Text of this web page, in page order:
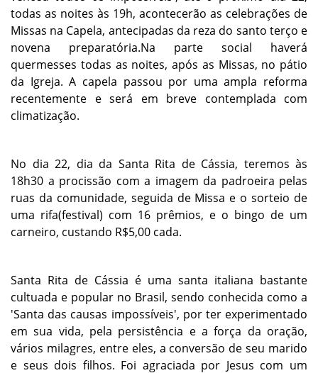
todas as noites às 19h, acontecerão as celebrações de
Missas na Capela, antecipadas da reza do santo terço e
novena preparatória.Na parte social haverá
quermesses todas as noites, após as Missas, no pátio
da Igreja. A capela passou por uma ampla reforma
recentemente e será em breve contemplada com
climatização.
No dia 22, dia da Santa Rita de Cássia, teremos às
18h30 a procissão com a imagem da padroeira pelas
ruas da comunidade, seguida de Missa e o sorteio de
uma rifa(festival) com 16 prêmios, e o bingo de um
carneiro, custando R$5,00 cada.
Santa Rita de Cássia é uma santa italiana bastante
cultuada e popular no Brasil, sendo conhecida como a
'Santa das causas impossíveis', por ter experimentado
em sua vida, pela persistência e a força da oração,
vários milagres, entre eles, a conversão de seu marido
e seus dois filhos. Foi agraciada por Jesus com um